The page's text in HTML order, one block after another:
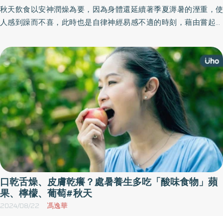
秋天飲食以安神潤燥為要，因為身體還延續著季夏溽暑的溼重，使
人感到躁而不喜，此時也是自律神經易感不適的時刻，藉由嘗起來
活健康網》特摘養生專家但漢蓉所撰此文，分享白露的養生食療方
法。
口乾舌燥、皮膚乾癢？處暑養生多吃「酸味食物」蘋
果、檸檬、葡萄#秋天
2024/08/22 馮逸華